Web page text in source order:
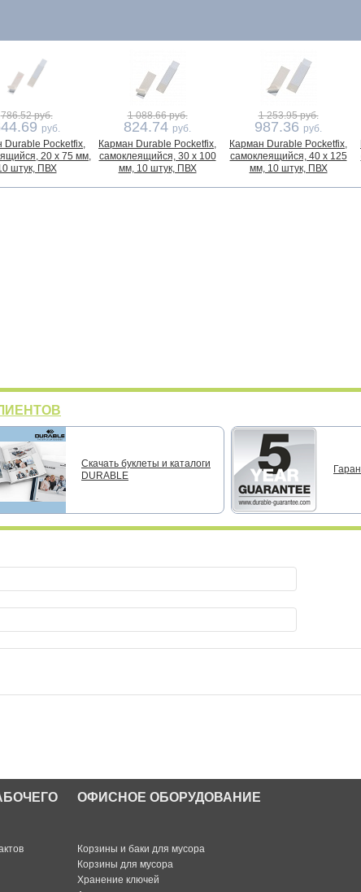
786.52 руб.
руб.
Durable Pocketfix,
20 х 75 мм,
штук, ПВХ
1 088.66 руб.
824.74 руб.
Карман Durable Pocketfix,
самоклеящийся, 30 х 100
мм, 10 штук, ПВХ
1 253.95 руб.
987.36 руб.
Карман Durable Pocketfix,
самоклеящийся, 40 х 125
мм, 10 штук, ПВХ
Скачать буклеты и каталоги
DURABLE
ОФИСНОЕ ОБОРУДОВАНИЕ
Корзины и баки для мусора
Корзины для мусора
Хранение ключей